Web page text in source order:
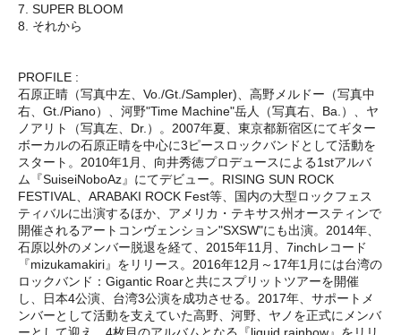
7. SUPER BLOOM
8. それから
PROFILE :
石原正晴（写真中左、Vo./Gt./Sampler)、高野メルドー（写真中
右、Gt./Piano）、河野"Time Machine"岳人（写真右、Ba.）、ヤ
ノアリト（写真左、Dr.）。2007年夏、東京都新宿区にてギター
ボーカルの石原正晴を中心に3ピースロックバンドとして活動を
スタート。2010年1月、向井秀徳プロデュースによる1stアルバ
ム『SuiseiNoboAz』にてデビュー。RISING SUN ROCK
FESTIVAL、ARABAKI ROCK Fest等、国内の大型ロックフェス
ティバルに出演するほか、アメリカ・テキサス州オースティンで
開催されるアートコンヴェンション"SXSW"にも出演。2014年、
石原以外のメンバー脱退を経て、2015年11月、7inchレコード
『mizukamakiri』をリリース。2016年12月～17年1月には台湾の
ロックバンド：Gigantic Roarと共にスプリットツアーを開催
し、日本4公演、台湾3公演を成功させる。2017年、サポートメ
ンバーとして活動を支えていた高野、河野、ヤノを正式にメンバ
ーとして迎え、4枚目のアルバムとなる『liquid rainbow』をリリ